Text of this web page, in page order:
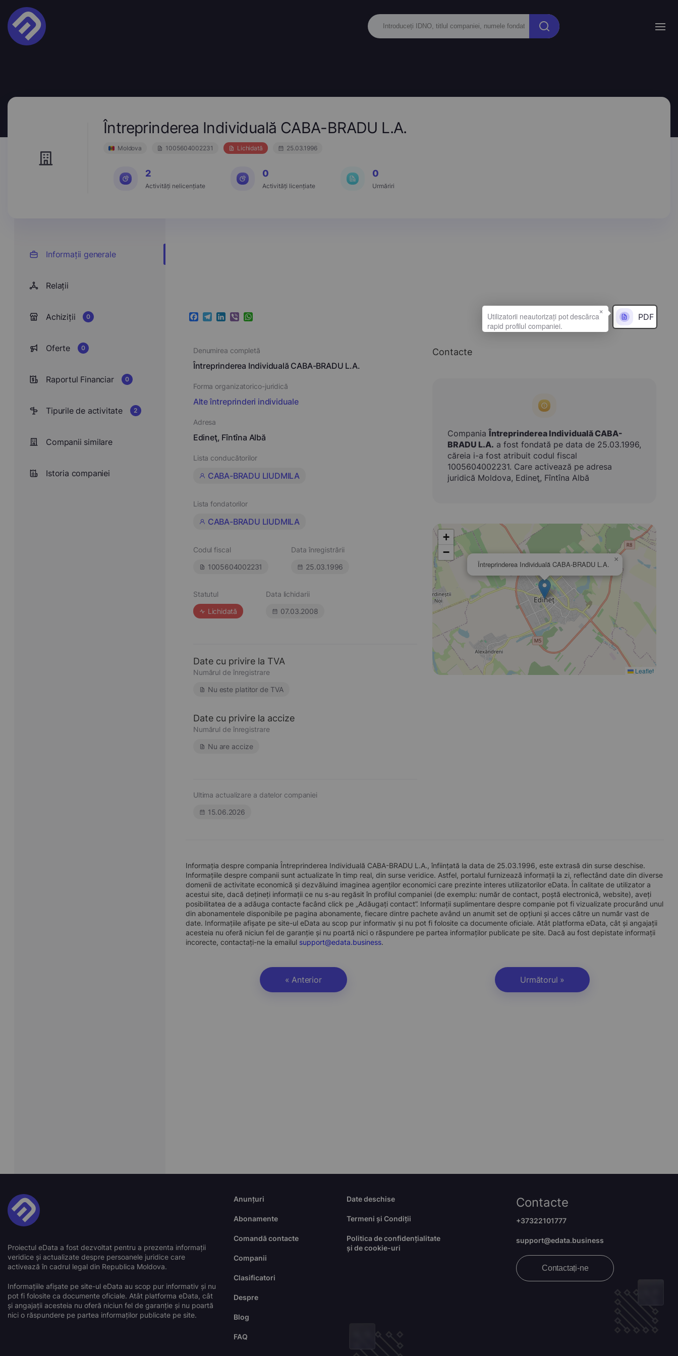
Întreprinderea Individuală CABA-BRADU L.A.
Moldova 1005604002231 Lichidată 25.03.1996
2
Activități nelicențiate
0
Activități licențiate
0
Urmăriri
Informații generale
Relații
Achiziții 0
Oferte 0
Raportul Financiar 0
Tipurile de activitate 2
Companii similare
Istoria companiei
Facebook
Telegram
LinkedIn
ViberWhatsApp PDF
Denumirea completă
Întreprinderea Individuală CABA-BRADU L.A.
Forma organizatorico-juridică
Alte întreprinderi individuale
Adresa
Edineţ, Fîntîna Albă
Lista conducătorilor
CABA-BRADU LIUDMILA
Lista fondatorilor
CABA-BRADU LIUDMILA
Codul fiscal
1005604002231
Data înregistrării
25.03.1996
Statutul
Lichidată
Data lichidarii
07.03.2008
Date cu privire la TVA
Numărul de înregistrare
Nu este platitor de TVA
Date cu privire la accize
Numărul de înregistrare
Nu are accize
Ultima actualizare a datelor companiei
15.06.2026
Contacte
CompaniaÎntreprinderea Individuală CABA-
BRADU L.A. a fost fondată pe data de 25.03.1996,
căreia i-a fost atribuit codul fiscal
1005604002231. Care activează pe adresa
juridică Moldova, Edineţ, Fîntîna Albă
Întreprinderea Individuală CABA-BRADU L.A.
×
+
−
Leaflet
Informația despre compania Întreprinderea Individuală CABA-BRADU L.A., înființată la data de 25.03.1996, este extrasă din surse deschise.
Informațiile despre companii sunt actualizate în timp real, din surse veridice. Astfel, portalul furnizează informații la zi, reflectând date din diverse
domenii de activitate economică și dezvăluind imaginea agenților economici care prezinte interes utilizatorilor eData. În calitate de utilizator a
acestui site, dacă dețineți informații ce nu s-au regăsit în profilul companiei (de exemplu: număr de contact, poștă electronică, website), aveți
posibilitatea de a adăuga contacte facând click pe „Adăugați contact”. Informații suplimentare despre companie pot fi vizualizate procurând unul
din abonamentele disponibile pe pagina abonamente, fiecare dintre pachete având un anumit set de opțiuni și acces către un număr vast de
date. Informațiile afișate pe site-ul eData au scop pur informativ și nu pot fi folosite ca documente oficiale. Atât platforma eData, cât și angajații
acesteia nu oferă niciun fel de garanție și nu poartă nici o răspundere pe partea informaților publicate pe site. Dacă au fost depistate informații
incorecte, contactați-ne la emailul support@edata.business.
« Anterior Următorul »
Proiectul eData a fost dezvoltat pentru a prezenta informații
veridice și actualizate despre persoanele juridice care
activează în cadrul legal din Republica Moldova.
Informațiile afișate pe site-ul eData au scop pur informativ și nu
pot fi folosite ca documente oficiale. Atât platforma eData, cât
și angajații acesteia nu oferă niciun fel de garanție și nu poartă
nici o răspundere pe partea informaților publicate pe site.
Anunțuri
Abonamente
Comandă contacte
Companii
Clasificatori
Despre
Blog
FAQ
Date deschise
Termeni și Condiții
Politica de confidențialitate
și de cookie-uri
Contacte
+37322101777
support@edata.business
Contactați-ne
×